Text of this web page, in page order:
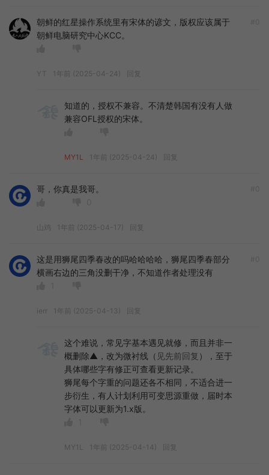
朝鲜的红星操作系统里有宋体的谚文，版权应该属于
朝鲜电脑研究中心KCC。
YT 1年前 (2025-04-24) 回复
知道的，授权不兼容。不清楚韩国有没有人做
兼容OFL授权的宋体。
MY1L 1年前 (2025-04-24) 回复
哥，你真是我哥。
山鸡 1年前 (2025-04-17) 回复
这是用狮尾四季春改的吗哈哈哈哈，狮尾四季春部分
横画右边的三角没删干净，不知道作者处理没有
ierr 1年前 (2025-04-13) 回复
这个难说，常见字基本遇见就修，而且并非一
概删除▲，改为微衬线（ 见先前回复 ），至于
具体哪些字有修正可查看更新记录。
狮尾每个字重的问题还各不相同，不适合进一
步衍生，有人计划利用可变思源重做，届时本
字体可以更新为1.x版。
MY1L 1年前 (2025-04-14) 回复